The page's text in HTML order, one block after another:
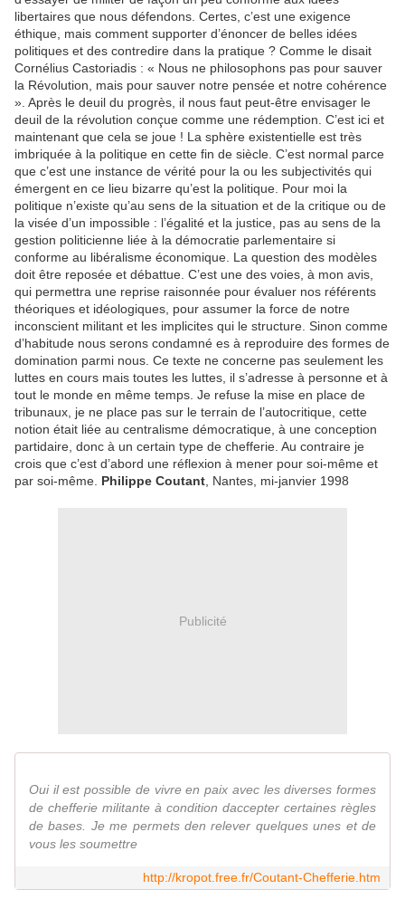
Philippe Coutant , Nantes, mi-janvier 1998
Publicité
Oui il est possible de vivre en paix avec les diverses formes
de chefferie militante à condition daccepter certaines règles
de bases. Je me permets den relever quelques unes et de
vous les soumettre
http://kropot.free.fr/Coutant-Chefferie.htm